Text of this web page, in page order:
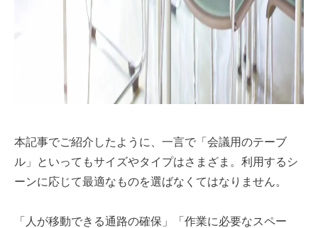
本記事でご紹介したように、一言で「会議用のテーブ
ル」といってもサイズやタイプはさまざま。利用するシ
ーンに応じて最適なものを選ばなくてはなりません。
「人が移動できる通路の確保」「作業に必要なスペー